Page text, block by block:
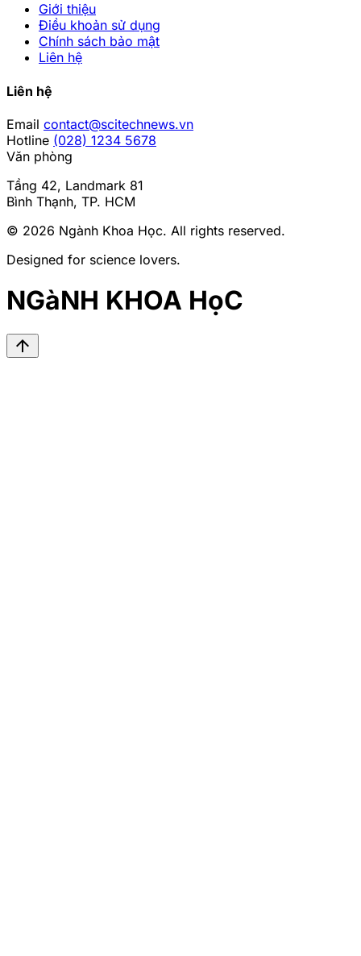
Giới thiệu
Điều khoản sử dụng
Chính sách bảo mật
Liên hệ
Liên hệ
Email contact@scitechnews.vn
Hotline (028) 1234 5678
Văn phòng
Tầng 42, Landmark 81
Bình Thạnh, TP. HCM
© 2026 Ngành Khoa Học. All rights reserved.
Designed for science lovers.
NGàNH KHOA HọC
arrow_upward